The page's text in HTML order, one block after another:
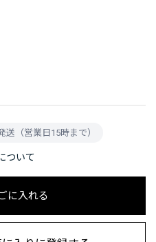
に入れる
送（営業日15時まで）
ついて